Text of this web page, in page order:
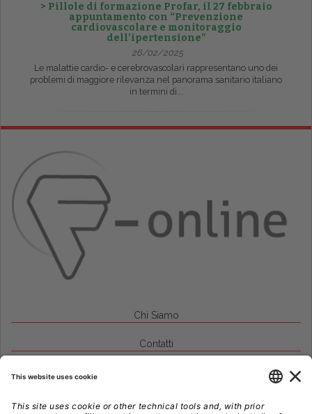
> Pillole di formazione Profar, il 27 febbraio
appuntamento con “Prevenzione
cardiovascolare e monitoraggio
dell’ipertensione”
26/02/2025
Le malattie cardio- e cerebrovascolari rappresentano uno dei
problemi di maggiore rilevanza nel panorama sanitario italiano
in termini di...
Chi Siamo
Contatti
Note Legali